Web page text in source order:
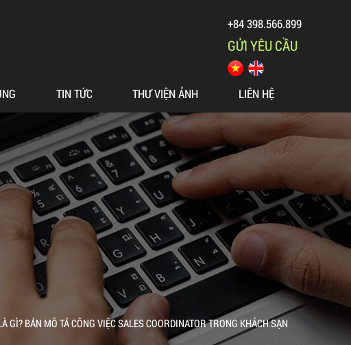
+84 398.566.899
GỬI YÊU CẦU
TIN TỨC THƯ VIỆN ẢNH LIÊN HỆ
GÌ? BẢN MÔ TẢ CÔNG VIỆC SALES COORDINATOR TRONG KHÁCH SẠN